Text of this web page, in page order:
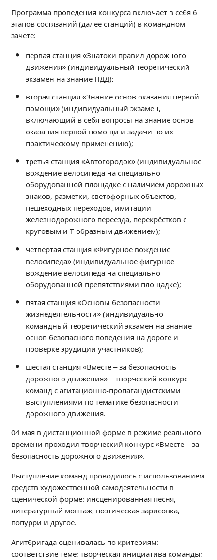
Платные образовательные услуги
Финансово-хозяйственная деятельность
Международное сотрудничество
Организация питания в образовательной
УЧЕБНАЯ РАБОТА
Расписание занятий
Заочное отделение
Локальные акты
ВОСПИТАТЕЛЬНАЯ РАБОТА
Безопасность на железной дороге
ГТО
Дополнительное образование
Информация для детей-сирот
Памятные даты военной истории
Пожарная безопасность
Программа воспитания
Противодействие терроризму
Профилактическая работа
Работа педагога-психолога
Студенческий совет
Студенческий спортивный клуб
МЕТОДИЧЕСКАЯ РАБОТА
В помощь педагогам и мастерам ПО
ПРОЧЕЕ
История нашего техникума
ПОЛЕЗНЫЕ ССЫЛКИ
Министерство науки и высшего образования
РФ
Главное управление по контролю за оборотом
наркотиков
Программа проведения конкурса включает в себя 6
этапов состязаний (далее станций) в командном
зачете:
первая станция «Знатоки правил дорожного
движения» (индивидуальный теоретический
экзамен на знание ПДД);
вторая станция «Знание основ оказания первой
помощи» (индивидуальный экзамен,
включающий в себя вопросы на знание основ
оказания первой помощи и задачи по их
практическому применению);
третья станция «Автогородок» (индивидуальное
вождение велосипеда на специально
оборудованной площадке с наличием дорожных
знаков, разметки, светофорных объектов,
пешеходных переходов, имитации
железнодорожного переезда, перекрёстков с
круговым и Т-образным движением);
четвертая станция «Фигурное вождение
велосипеда» (индивидуальное фигурное
вождение велосипеда на специально
оборудованной препятствиями площадке);
пятая станция «Основы безопасности
жизнедеятельности» (индивидуально-
командный теоретический экзамен на знание
основ безопасного поведения на дороге и
проверке эрудиции участников);
шестая станция «Вместе – за безопасность
дорожного движения» – творческий конкурс
команд с агитационно-пропагандистскими
выступлениями по тематике безопасности
дорожного движения.
04 мая в дистанционной форме в режиме реального
времени проходил творческий конкурс «Вместе – за
безопасность дорожного движения».
Выступление команд проводилось с использованием
средств художественной самодеятельности в
сценической форме: инсценированная песня,
литературный монтаж, поэтическая зарисовка,
попурри и другое.
Агитбригада оценивалась по критериям:
соответствие теме; творческая инициатива команды;